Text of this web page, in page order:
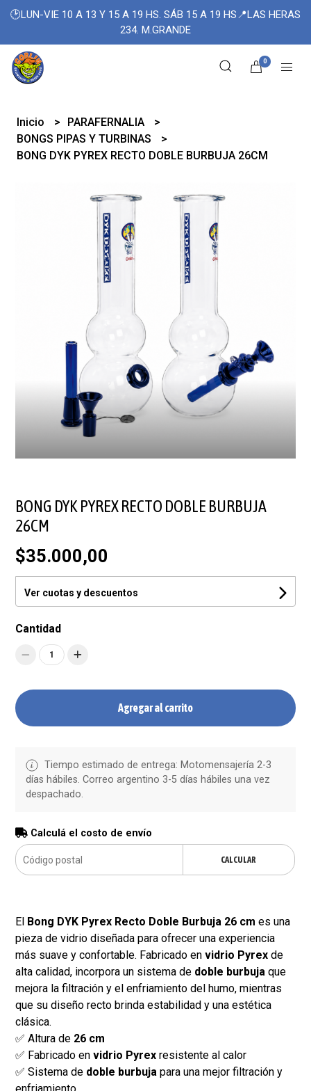
🕑LUN-VIE 10 A 13 Y 15 A 19 HS. SÁB 15 A 19 HS📍LAS HERAS
234. M.GRANDE
0
Inicio
PARAFERNALIA
BONGS PIPAS Y TURBINAS
BONG DYK PYREX RECTO DOBLE BURBUJA 26CM
BONG DYK PYREX RECTO DOBLE BURBUJA
26CM
$35.000,00
Ver cuotas y descuentos
Cantidad
1
Agregar al carrito
Tiempo estimado de entrega: Motomensajería 2-3
días hábiles. Correo argentino 3-5 días hábiles una vez
despachado.
Calculá el costo de envío
CALCULAR
El Bong DYK Pyrex Recto Doble Burbuja 26 cm es una
pieza de vidrio diseñada para ofrecer una experiencia
más suave y confortable. Fabricado envidrio Pyrex de
alta calidad, incorpora un sistema de doble burbuja que
mejora la filtración y el enfriamiento del humo, mientras
que su diseño recto brinda estabilidad y una estética
clásica.
✅ Altura de 26 cm
✅ Fabricado envidrio Pyrex resistente al calor
✅ Sistema de doble burbuja para una mejor filtración y